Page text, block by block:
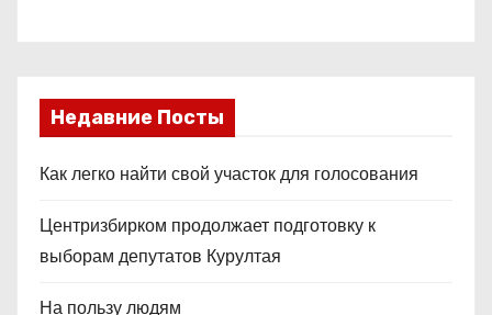
Недавние Посты
Как легко найти свой участок для голосования
Центризбирком продолжает подготовку к
выборам депутатов Курултая
На пользу людям